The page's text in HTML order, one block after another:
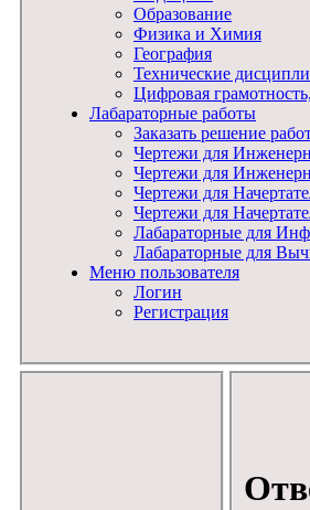
Образование
Физика и Химия
География
Технические
Цифровая
Лабараторные работы
Заказать решение
Чертежи для
Чертежи для
Чертежи для
Чертежи для
Лабараторные для
Лабараторные для
Меню пользователя
Логин
Регистрация